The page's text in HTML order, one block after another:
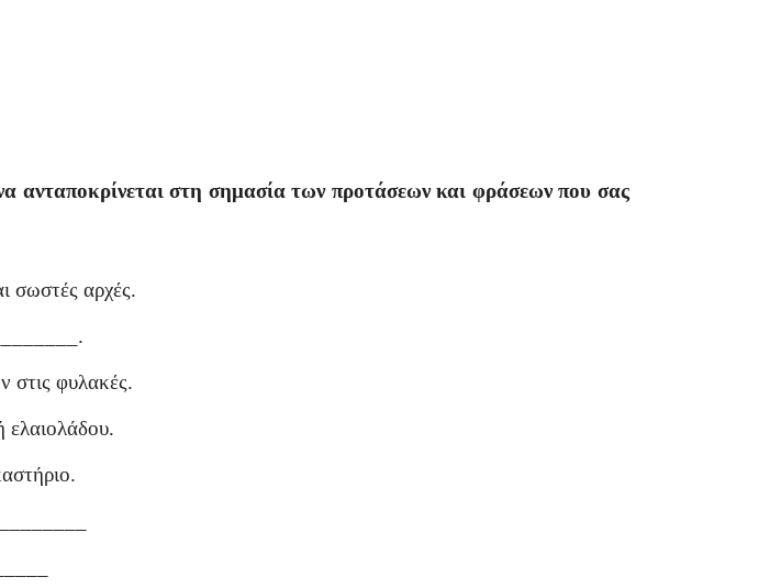
ανταποκρίνεται στη σημασία των προτάσεων και φράσεων που σας
σωστές αρχές.
φυλακές.
ελαιολάδου.